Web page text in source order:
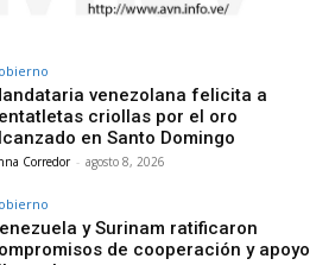
venezolana felicita a
criollas por el oro
en Santo Domingo
Corredor - agosto 8, 2026
y Surinam ratificaron
de cooperación y apoyo